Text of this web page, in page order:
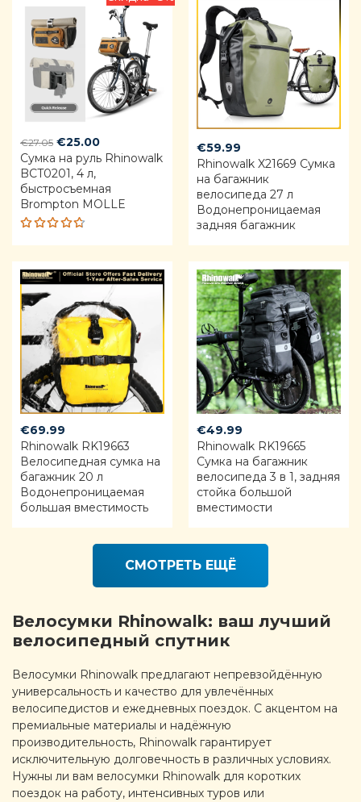
€27.05 Original
price
was:
€27.05.
€25.00Current
price
€25.00.
Сумка на руль Rhinowalk
BCT0201, 4 л,
быстросъемная
Brompton MOLLE
Rated
4.68
out of 5
€59.99
Rhinowalk X21669 Сумка
на багажник
велосипеда 27 л
Водонепроницаемая
задняя багажник
€69.99
Rhinowalk RK19663
Велосипедная сумка на
багажник 20 л
Водонепроницаемая
большая вместимость
€49.99
Rhinowalk RK19665
Сумка на багажник
велосипеда 3 в 1, задняя
стойка большой
вместимости
СМОТРЕТЬ ЕЩЁ
Велосумки Rhinowalk: ваш лучший
велосипедный спутник
Велосумки Rhinowalk предлагают непревзойдённую
универсальность и качество для увлечённых
велосипедистов и ежедневных поездок. С акцентом на
премиальные материалы и надёжную
производительность, Rhinowalk гарантирует
исключительную долговечность в различных условиях.
Нужны ли вам велосумки Rhinowalk для коротких
поездок на работу, интенсивных туров или